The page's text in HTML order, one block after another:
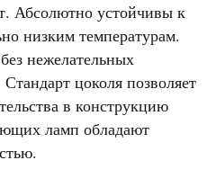
Абсолютно устойчивы к
низким температурам.
нежелательных
цоколя позволяет
в конструкцию
ламп обладают